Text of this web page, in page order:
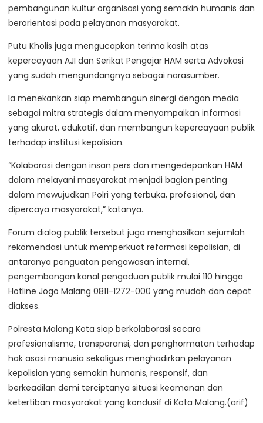
pembangunan kultur organisasi yang semakin humanis dan
berorientasi pada pelayanan masyarakat.
Putu Kholis juga mengucapkan terima kasih atas
kepercayaan AJI dan Serikat Pengajar HAM serta Advokasi
yang sudah mengundangnya sebagai narasumber.
Ia menekankan siap membangun sinergi dengan media
sebagai mitra strategis dalam menyampaikan informasi
yang akurat, edukatif, dan membangun kepercayaan publik
terhadap institusi kepolisian.
“Kolaborasi dengan insan pers dan mengedepankan HAM
dalam melayani masyarakat menjadi bagian penting
dalam mewujudkan Polri yang terbuka, profesional, dan
dipercaya masyarakat,” katanya.
Forum dialog publik tersebut juga menghasilkan sejumlah
rekomendasi untuk memperkuat reformasi kepolisian, di
antaranya penguatan pengawasan internal,
pengembangan kanal pengaduan publik mulai 110 hingga
Hotline Jogo Malang 0811-1272-000 yang mudah dan cepat
diakses.
Polresta Malang Kota siap berkolaborasi secara
profesionalisme, transparansi, dan penghormatan terhadap
hak asasi manusia sekaligus menghadirkan pelayanan
kepolisian yang semakin humanis, responsif, dan
berkeadilan demi terciptanya situasi keamanan dan
ketertiban masyarakat yang kondusif di Kota Malang.(arif)